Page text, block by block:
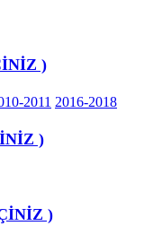
)
2011 2016-2018
)
)